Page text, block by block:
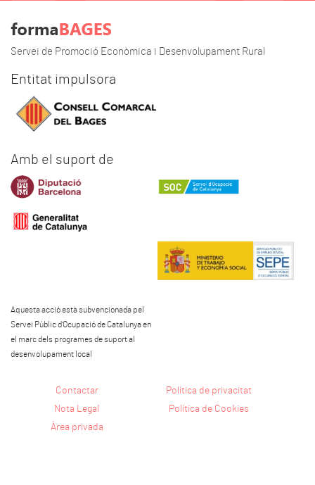
Servei de Promoció Econòmica i Desenvolupament Rural
Entitat impulsora
Amb el suport de
Aquesta acció està subvencionada pel
Servei Públic d'Ocupació de Catalunya en
el marc dels programes de suport al
desenvolupament local
Contactar
Política de privacitat
Nota Legal
Política de Cookies
Àrea privada